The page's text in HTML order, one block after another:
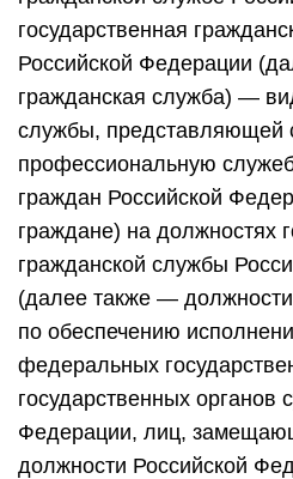
государственная
Российской Федерации
гражданская служба) —
службы, представляющей
профессиональную
граждан Российской
граждане) на должностях
гражданской службы
(далее также —
по обеспечению
федеральных
государственных органов
Федерации, лиц,
должности Российской